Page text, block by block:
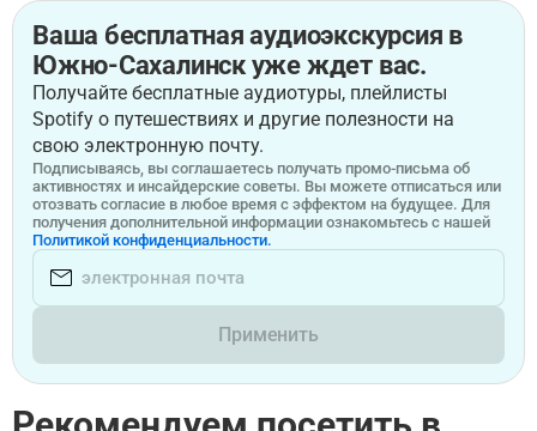
Ваша бесплатная аудиоэкскурсия в
Южно-Сахалинск уже ждет вас.
Получайте бесплатные аудиотуры, плейлисты
Spotify о путешествиях и другие полезности на
свою электронную почту.
Подписываясь, вы соглашаетесь получать промо-письма об
активностях и инсайдерские советы. Вы можете отписаться или
отозвать согласие в любое время с эффектом на будущее. Для
получения дополнительной информации ознакомьтесь с нашей
Политикой конфиденциальности.
Применить